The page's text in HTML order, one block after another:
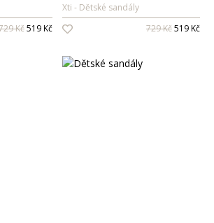
Kč519 Kč
Xti
Dětské sandály
729 Kč519 Kč